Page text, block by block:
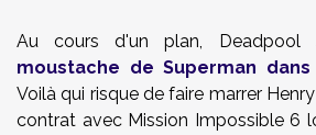
Au cours d'un plan,
moustache de Superman
Voilà qui risque de faire marrer
contrat avec Mission Impossible 6